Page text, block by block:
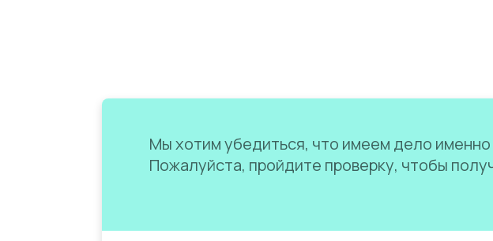
Мы хотим убедиться, что имеем дело именно
Пожалуйста, пройдите проверку, чтобы